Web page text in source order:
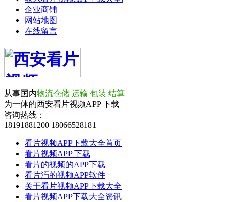
企业商铺|
网站地图|
在线留言|
从事国内物流仓储 运输 包装 结算
为一体的西安看片视频APP 下载
咨询热线：
18191881200 18066528181
看片视频APP下载大全首页
看片视频APP 下载
看片的视频的APP下载
看片汅的视频APP软件
关于看片视频APP下载大全
看片视频APP下载大全资讯